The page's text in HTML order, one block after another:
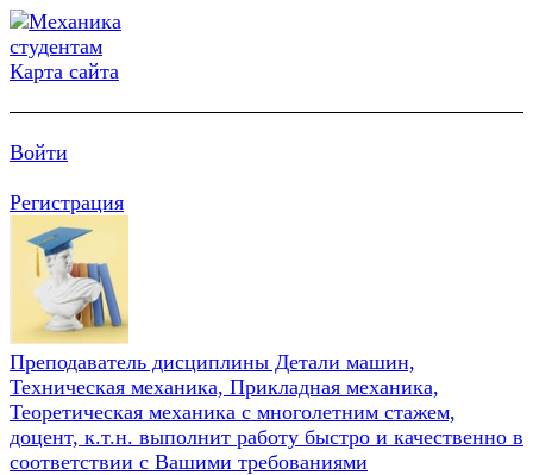
Карта сайта
Войти
Регистрация
Преподаватель дисциплины Детали машин,
Техническая механика, Прикладная механика,
Теоретическая механика с многолетним стажем,
доцент, к.т.н. выполнит работу быстро и качественно в
соответствии с Вашими требованиями